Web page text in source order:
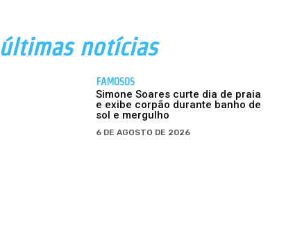
últimas notícias
FAMOSOS
Simone Soares curte dia de praia
e exibe corpão durante banho de
sol e mergulho
6 DE AGOSTO DE 2026